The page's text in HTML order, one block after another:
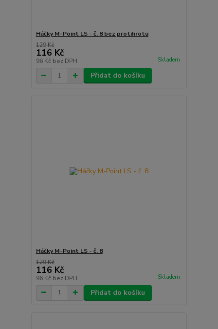
Háčky M-Point LS - č. 8 bez protihrotu
129 Kč
116 Kč
96 Kč bez DPH Skladem
Přidat do košíku
Háčky M-Point LS - č. 8
129 Kč
116 Kč
96 Kč bez DPH Skladem
Přidat do košíku